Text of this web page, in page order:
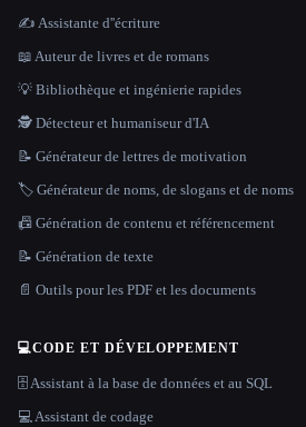
✍️ Assistante d''écriture
📖 Auteur de livres et de romans
💡 Bibliothèque et ingénierie rapides
🕵️ Détecteur et humaniseur d'IA
📝 Générateur de lettres de motivation
🏷️ Générateur de noms, de slogans et de noms
📠 Génération de contenu et référencement
📝 Génération de texte
📄 Outils pour les PDF et les documents
💻CODE ET DÉVELOPPEMENT
🗄️ Assistant à la base de données et au SQL
💻 Assistant de codage